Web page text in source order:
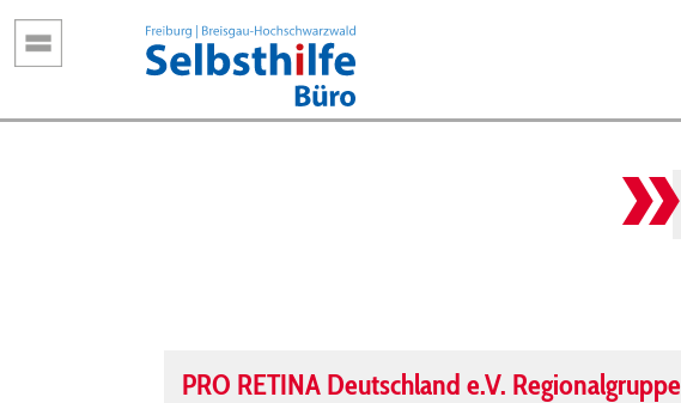
Direkt
zum
Inhalt
PRO RETINA Deutschland e.V.